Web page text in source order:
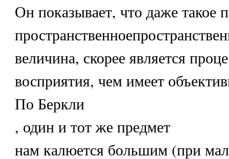
Он показывает, что даже такое
величина, скорее является
восприятия, чем имеет
По Беркли
, один и тот же предмет
нам калюется большим (при